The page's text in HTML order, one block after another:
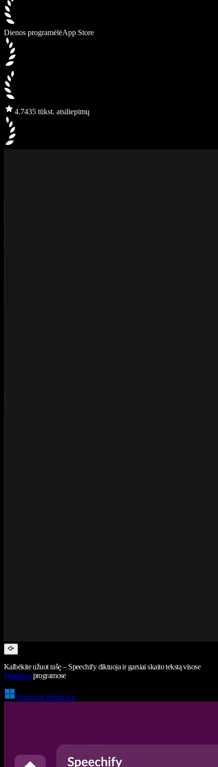
Dienos programėlėApp Store
4.7435 tūkst. atsiliepimų
Kalbėkite užuot rašę – Speechify diktuoja ir garsiai skaito tekstą visose
Windowsprogramose
Atsisiųsti Windows